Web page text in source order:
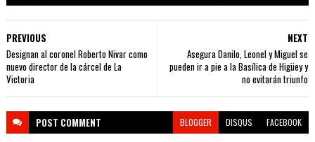
NEXT
Asegura Danilo, Leonel y Miguel se
pueden ir a pie a la Basílica de Higüey y
no evitarán triunfo
PREVIOUS
Designan al coronel Roberto Nivar como
nuevo director de la cárcel de La
Victoria
POST COMMENT BLOGGER DISQUS FACEBOOK